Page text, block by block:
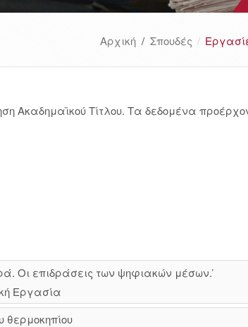
Αρχική / Σπουδές
Ακαδημαϊκού Τίτλου. Τα δεδομένα
Οι επιδράσεις των ψηφιακών μέσων.’
Εργασία
θερμοκηπίου